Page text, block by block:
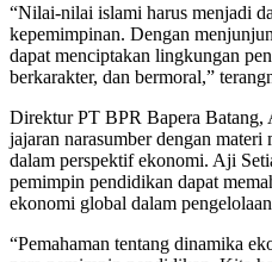
“Nilai-nilai islami harus menjadi
kepemimpinan. Dengan
dapat menciptakan lingkungan
berkarakter, dan bermoral,”
Direktur PT BPR Bapera Batang,
jajaran narasumber dengan
dalam perspektif ekonomi. Aji
pemimpin pendidikan dapat
ekonomi global dalam
“Pemahaman tentang dinamika